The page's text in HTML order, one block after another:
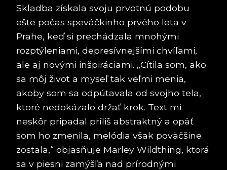
Skladba získala svoju prvotnú podobu
ešte počas speváčkinho prvého leta v
Prahe, keď si prechádzala mnohými
rozptýleniami, depresívnejšími chvíľami,
ale aj novými inšpiráciami. „Cítila som, ako
sa môj život a myseľ tak veľmi menia,
akoby som sa odpútavala od svojho tela,
ktoré nedokázalo držať krok. Text mi
neskôr pripadal príliš abstraktný a opäť
som ho zmenila, melódia však poväčšine
zostala,“ objasňuje Marley Wildthing, ktorá
sa v piesni zamýšľa nad prírodnými